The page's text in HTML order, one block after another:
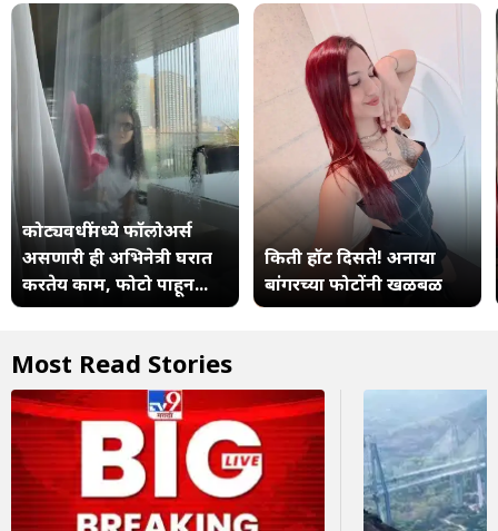
कोट्यवधींमध्ये फॉलोअर्स
असणारी ही अभिनेत्री घरात
करतेय काम, फोटो पाहून...
किती हॉट दिसते! अनाया
बांगरच्या फोटोंनी खळबळ
Most Read Stories